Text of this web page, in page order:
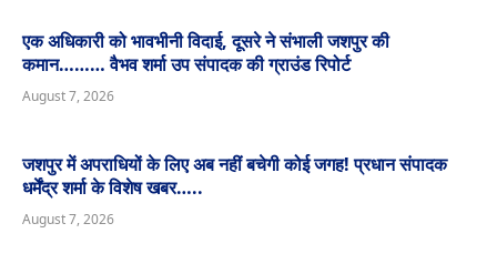
एक अधिकारी को भावभीनी विदाई, दूसरे ने संभाली जशपुर की
कमान……… वैभव शर्मा उप संपादक की ग्राउंड रिपोर्ट
August 7, 2026
जशपुर में अपराधियों के लिए अब नहीं बचेगी कोई जगह! प्रधान संपादक
धर्मेंद्र शर्मा के विशेष खबर…..
August 7, 2026